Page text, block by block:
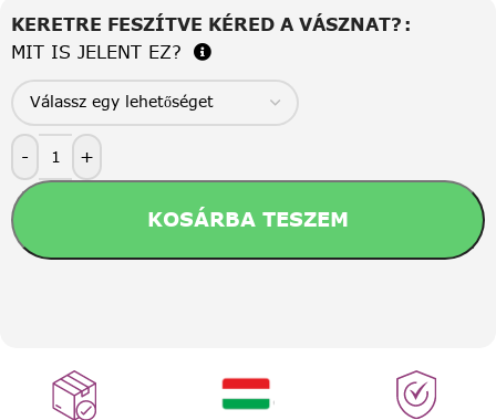
KERETRE FESZÍTVE KÉRED A VÁSZNAT?
MIT IS JELENT EZ?
- +
KOSÁRBA TESZEM